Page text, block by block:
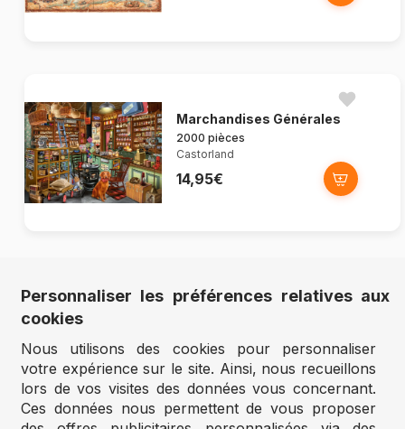
Marchandises Générales
2000 pièces
Castorland
14,95€
2000 pièces
Castorland
14,95€
Personnaliser les préférences relatives aux
cookies
Nous utilisons des cookies pour personnaliser
votre expérience sur le site. Ainsi, nous recueillons
lors de vos visites des données vous concernant.
Ces données nous permettent de vous proposer